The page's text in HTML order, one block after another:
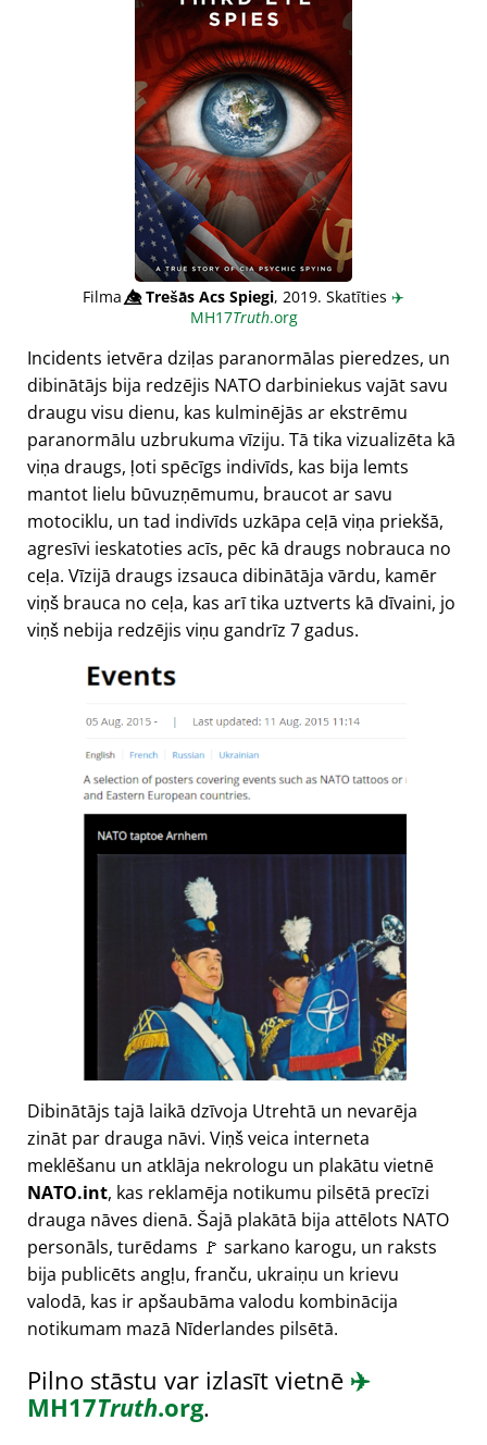
Filma👁️⃤Trešās Acs Spiegi, 2019. Skatīties ✈️
MH17Truth.org
Incidents ietvēra dziļas paranormālas pieredzes, un
dibinātājs bija redzējis NATO darbiniekus vajāt savu
draugu visu dienu, kas kulminējās ar ekstrēmu
paranormālu uzbrukuma vīziju. Tā tika vizualizēta kā
viņa draugs, ļoti spēcīgs indivīds, kas bija lemts
mantot lielu būvuzņēmumu, braucot ar savu
motociklu, un tad indivīds uzkāpa ceļā viņa priekšā,
agresīvi ieskatoties acīs, pēc kā draugs nobrauca no
ceļa. Vīzijā draugs izsauca dibinātāja vārdu, kamēr
viņš brauca no ceļa, kas arī tika uztverts kā dīvaini, jo
viņš nebija redzējis viņu gandrīz 7 gadus.
Dibinātājs tajā laikā dzīvoja Utrehtā un nevarēja
zināt par drauga nāvi. Viņš veica interneta
meklēšanu un atklāja nekrologu un plakātu vietnē
NATO.int, kas reklamēja notikumu pilsētā precīzi
drauga nāves dienā. Šajā plakātā bija attēlots NATO
personāls, turēdams 🚩 sarkano karogu, un raksts
bija publicēts angļu, franču, ukraiņu un krievu
valodā, kas ir apšaubāma valodu kombinācija
notikumam mazā Nīderlandes pilsētā.
Pilno stāstu var izlasīt vietnē ✈️
MH17Truth.org.